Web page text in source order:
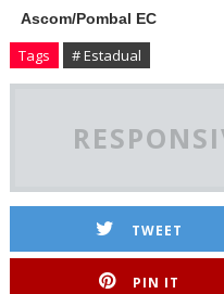
Ascom/Pombal EC
Tags # Estadual
TWEET
PIN IT